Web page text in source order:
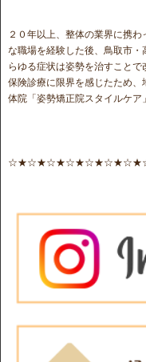
２０年以上、整体の業界に携
な職場を経験した後、鳥取市
らゆる症状は姿勢を治すこと
保険診療に限界を感じたため
体院「姿勢矯正院スタイルケア